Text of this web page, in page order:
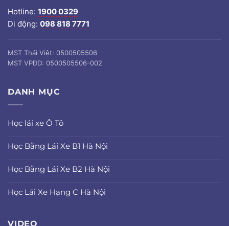
Hotline: 1900 0329
Di động: 098 818 7771
MST Thái Việt: 0500505506
MST VPĐD: 0500505506-002
DANH MỤC
Học lái xe Ô Tô
Học Bằng Lái Xe B1 Hà Nội
Học Bằng Lái Xe B2 Hà Nội
Học Lái Xe Hạng C Hà Nội
VIDEO